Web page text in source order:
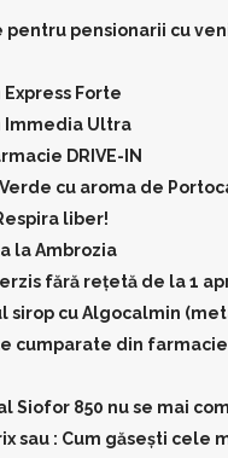
pentru pensionarii cu
Forte
Immedia Ultra
DRIVE-IN
cu aroma de
liber!
la Ambrozia
fără rețetă de la 1
sirop cu Algocalmin
cumparate din
Siofor 850 nu se mai
sau : Cum găseşti cele